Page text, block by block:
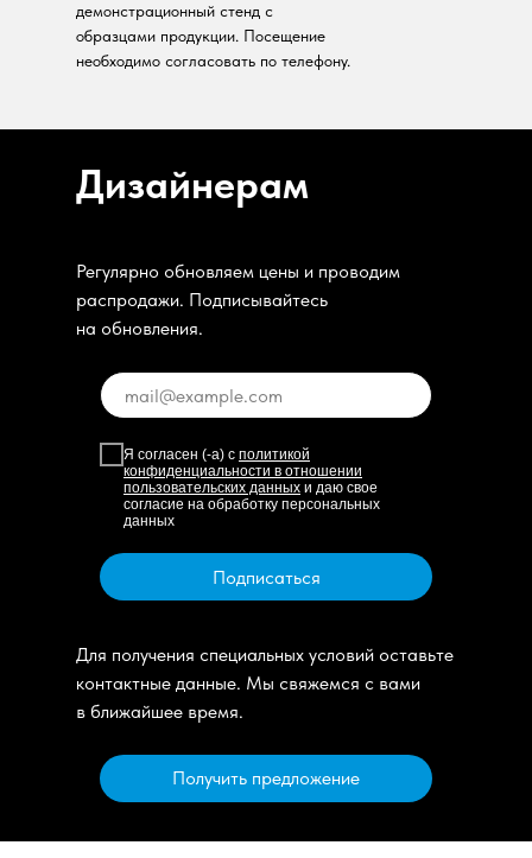
демонстрационный стенд с
образцами продукции. Посещение
необходимо согласовать по телефону.
Дизайнерам
Регулярно обновляем цены и проводим
распродажи. Подписывайтесь
на обновления.
Я согласен (-а) с политикой
конфиденциальности в отношении
пользовательских данных и даю свое
согласие на обработку персональных
данных
Подписаться
Для получения специальных условий оставьте
контактные данные. Мы свяжемся с вами
в ближайшее время.
Получить предложение